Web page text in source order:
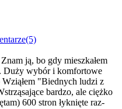
ją, bo gdy mieszkałem
Duży wybór i komfortowe
"Biednych ludzi z
bardzo, ale ciężko
600 stron łyknięte raz-